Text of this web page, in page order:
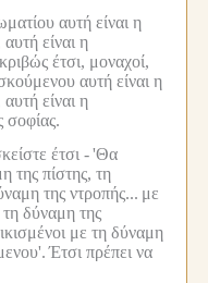
αυτή είναι η
είναι η
έτσι, μοναχοί,
αυτή είναι η
είναι η
σοφίας.
έτσι -'Θα
της πίστης, τη
της ντροπής... με
δύναμη της
με τη δύναμη
Έτσι πρέπει να